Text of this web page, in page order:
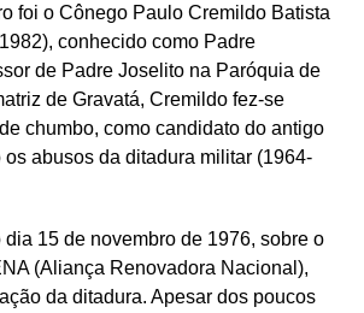
foi o Cônego Paulo Cremildo Batista
conhecido como Padre
de Padre Joselito na Paróquia de
de Gravatá, Cremildo fez-se
chumbo, como candidato do antigo
os abusos da ditadura militar (1964-
15 de novembro de 1976, sobre o
(Aliança Renovadora Nacional),
da ditadura. Apesar dos poucos